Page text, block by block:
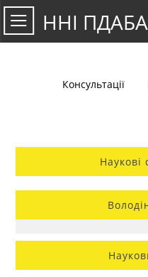
ННІ ПДАБА
Консультації
Наукові